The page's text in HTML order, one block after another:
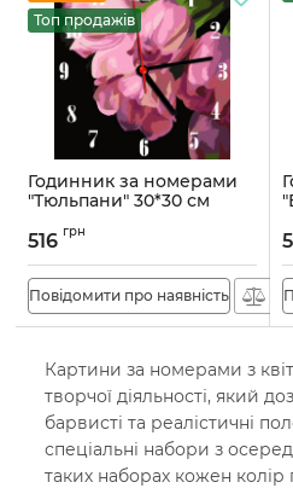
Топ продажів
Годинник за номерами
"Тюльпани" 30*30 см
516 грн
Повідомити про наявність
Картини за номерами з
творчої діяльності, який
барвисті та реалістичні
спеціальні набори з
таких наборах кожен колір